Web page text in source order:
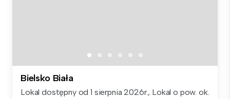
Bielsko Biała
Lokal dostępny od 1 sierpnia 2026r., Lokal o pow. ok.